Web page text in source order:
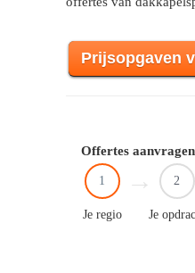
Prijsopgaven
Offertes aanvragen
1
Je regio
2
Je